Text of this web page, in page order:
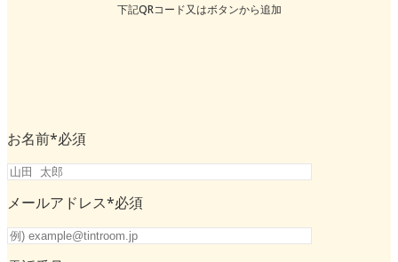
下記QRコード又はボタンから追加
お名前*必須
メールアドレス*必須